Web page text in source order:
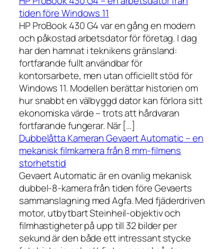
tiden före Windows 11
HP ProBook 430 G4 var en gång en modern
och påkostad arbetsdator för företag. I dag
har den hamnat i teknikens gränsland:
fortfarande fullt användbar för
kontorsarbete, men utan officiellt stöd för
Windows 11. Modellen berättar historien om
hur snabbt en välbyggd dator kan förlora sitt
ekonomiska värde – trots att hårdvaran
fortfarande fungerar. När […]
Dubbelåtta Kameran Gevaert Automatic – en
mekanisk filmkamera från 8 mm-filmens
storhetstid
Gevaert Automatic är en ovanlig mekanisk
dubbel-8-kamera från tiden före Gevaerts
sammanslagning med Agfa. Med fjäderdriven
motor, utbytbart Steinheil-objektiv och
filmhastigheter på upp till 32 bilder per
sekund är den både ett intressant stycke